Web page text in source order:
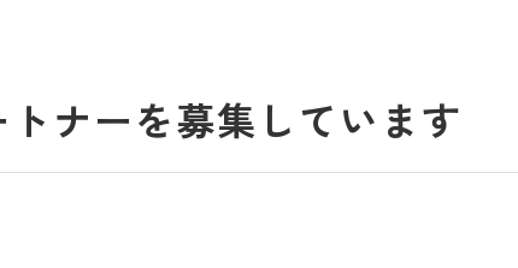
ナーを募集しています